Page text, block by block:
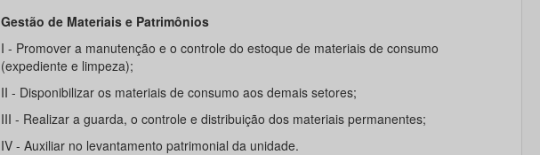
Gestão de Materiais e Patrimônios
I - Promover a manutenção e o controle do estoque de materiais de consumo
(expediente e limpeza);
II - Disponibilizar os materiais de consumo aos demais setores;
III - Realizar a guarda, o controle e distribuição dos materiais permanentes;
IV - Auxiliar no levantamento patrimonial da unidade.